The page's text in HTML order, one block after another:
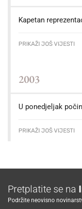
Kapetan
PRIKAŽI JOŠ VIJESTI
2003
U ponedjeljak
PRIKAŽI JOŠ VIJESTI
Pretplatite se na
Podržite neovisno